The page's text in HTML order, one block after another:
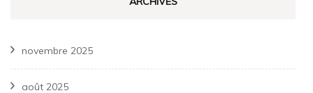
novembre 2025
août 2025